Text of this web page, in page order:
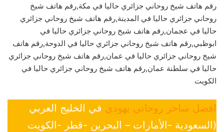
رقم هاتف شيخ روحاني جزائري حاليا في مكة,رقم هاتف شيخ
روحاني جزائري حاليا في المدينة,رقم هاتف شيخ روحاني جزائري
حاليا في عجمان,رقم هاتف شيخ روحاني جزائري حاليا في
ابوظبي,رقم هاتف شيخ روحاني جزائري حاليا في الدوحة,رقم هاتف
شيخ روحاني جزائري حاليا في عمان,رقم هاتف شيخ روحاني جزائري
حاليا في سلطنة عمان,رقم هاتف شيخ روحاني جزائري حاليا في
الكويت
افضل ساحر روحاني يهودي في الخليج العربي
(السعودية -الأمارات – البحرين -قطر -الكويت